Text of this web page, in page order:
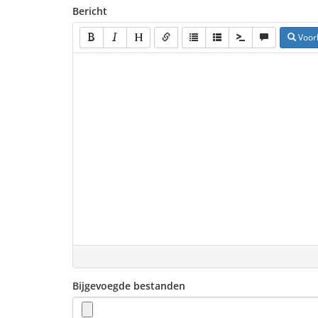
Bericht
Bijgevoegde bestanden